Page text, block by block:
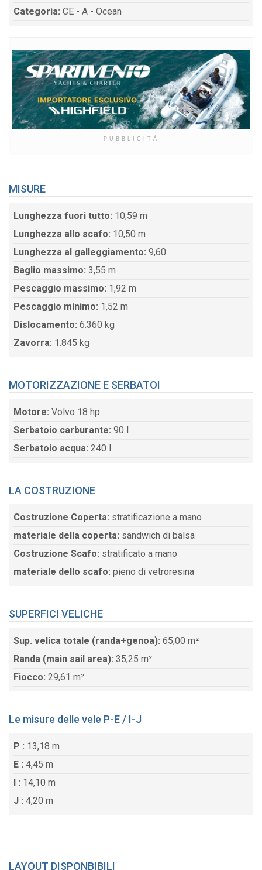
Categoria: CE - A - Ocean
PUBBLICITÀ
MISURE
Lunghezza fuori tutto: 10,59 m
Lunghezza allo scafo: 10,50 m
Lunghezza al galleggiamento: 9,60
Baglio massimo: 3,55 m
Pescaggio massimo: 1,92 m
Pescaggio minimo: 1,52 m
Dislocamento: 6.360 kg
Zavorra: 1.845 kg
MOTORIZZAZIONE E SERBATOI
Motore: Volvo 18 hp
Serbatoio carburante: 90 l
Serbatoio acqua: 240 l
LA COSTRUZIONE
Costruzione Coperta: stratificazione a mano
materiale della coperta: sandwich di balsa
Costruzione Scafo: stratificato a mano
materiale dello scafo: pieno di vetroresina
SUPERFICI VELICHE
Sup. velica totale (randa+genoa): 65,00 m²
Randa (main sail area): 35,25 m²
Fiocco: 29,61 m²
Le misure delle vele P-E / I-J
P : 13,18 m
E : 4,45 m
I : 14,10 m
J : 4,20 m
LAYOUT DISPONBIBILI